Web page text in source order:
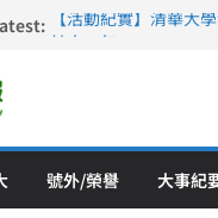
【活動紀實】清華大
長庚科大護理系勇奪
特別獎 AI智慧照護與
號外/榮譽 大事紀